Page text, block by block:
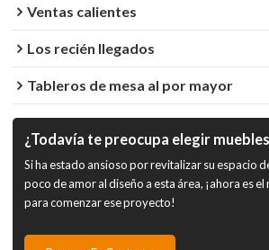
Ventas calientes
Los recién llegados
Tableros de mesa al por mayor
¿Todavía te preocupa elegir
Si ha estado ansioso por revitalizar su espacio
poco de amor al diseño a esta área, ¡ahora es
para comenzar ese proyecto!